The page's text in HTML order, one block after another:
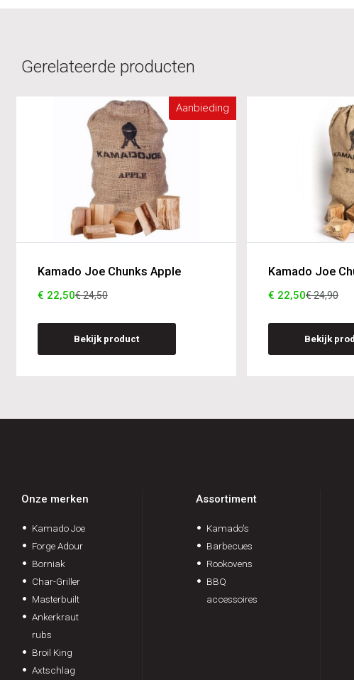
Gerelateerde producten
Aanbieding
Kamado Joe Chunks Apple
€ 22,50€ 24,50
Bekijk product
Kamado Joe
€ 22,50€ 24,90
Bekijk
Onze merken
Kamado Joe
Forge Adour
Borniak
Char-Griller
Masterbuilt
Ankerkraut
rubs
Broil King
Axtschlag
Assortiment
Kamado's
Barbecues
Rookovens
BBQ
accessoires